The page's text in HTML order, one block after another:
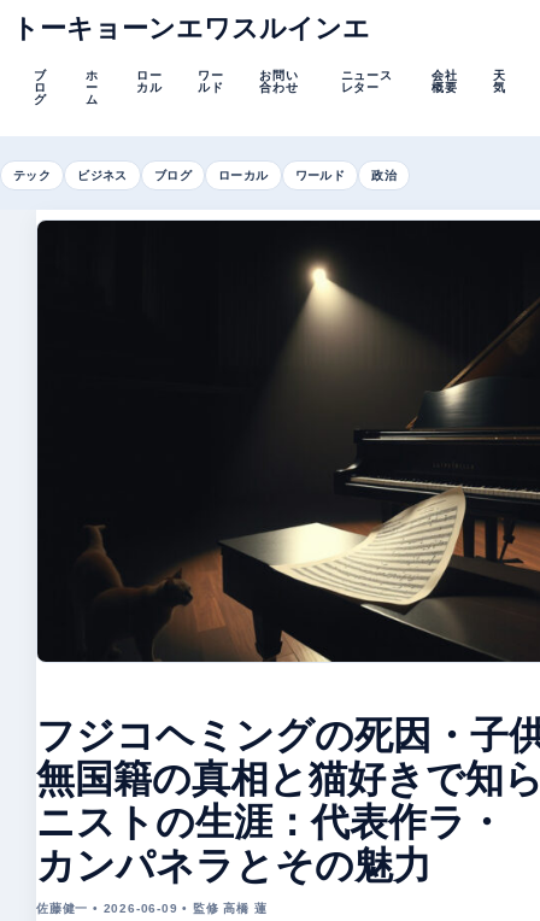
トーキョーンエワスルインエ
ブ
ロ
グ
ホ
ー
ム
ロー
カル
ワー
ルド
お問い
合わせ
ニュース
レター
会社
概要
天
気
テック ビジネス ブログ ローカル ワールド 政治
フジコヘミングの死因・子
無国籍の真相と猫好きで知
ニストの生涯：代表作ラ・
カンパネラとその魅力
佐藤健一 • 2026-06-09 • 監修 高橋 蓮